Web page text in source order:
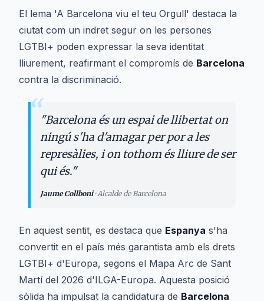
El lema 'A Barcelona viu el teu Orgull' destaca la
ciutat com un indret segur on les persones
LGTBI+ poden expressar la seva identitat
lliurement, reafirmant el compromís de Barcelona
contra la discriminació.
“"Barcelona és un espai de llibertat on
ningú s'ha d'amagar per por a les
represàlies, i on tothom és lliure de ser
qui és."
Jaume Collboni·Alcalde de Barcelona
En aquest sentit, es destaca que Espanya s'ha
convertit en el país més garantista amb els drets
LGTBI+ d'Europa, segons el Mapa Arc de Sant
Martí del 2026 d'ILGA-Europa. Aquesta posició
sòlida ha impulsat la candidatura de Barcelona